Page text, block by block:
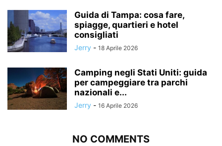
Guida di Tampa: cosa fare,
spiagge, quartieri e hotel
consigliati
Jerry - 18 Aprile 2026
Camping negli Stati Uniti: guida
per campeggiare tra parchi
nazionali e...
Jerry - 16 Aprile 2026
NO COMMENTS